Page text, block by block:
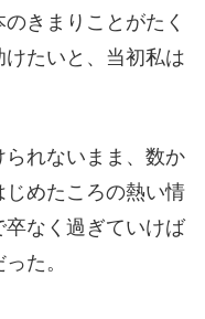
きまりことがたく
たいと、当初私は
れないまま、数か
じめたころの熱い情
なく過ぎていけば
た。